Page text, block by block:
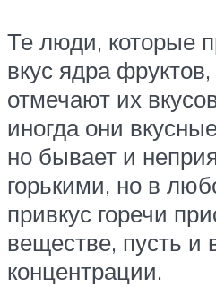
Те люди, которые
вкус ядра
отмечают их
иногда они
но бывает и
горькими, но в
привкус горечи
веществе, пусть и
концентрации.